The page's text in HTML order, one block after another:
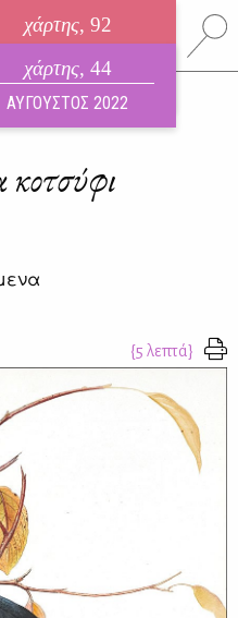
χάρτης, 92
ηλεκτρονικό περιοδικό
ΑΥΓΟΥΣΤΟΣ 2026
χάρτης, 44
ΑΥΓΟΥΣΤΟΣ 2022
κοτσύφι
{5 λεπτά}